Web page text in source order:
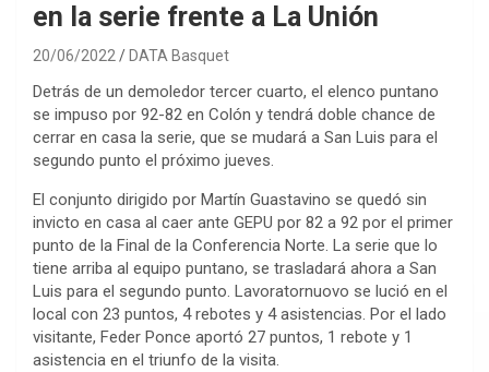
en la serie frente a La Unión
20/06/2022 DATA Basquet
Detrás de un demoledor tercer cuarto, el elenco puntano
se impuso por 92-82 en Colón y tendrá doble chance de
cerrar en casa la serie, que se mudará a San Luis para el
segundo punto el próximo jueves.
El conjunto dirigido por Martín Guastavino se quedó sin
invicto en casa al caer ante GEPU por 82 a 92 por el primer
punto de la Final de la Conferencia Norte. La serie que lo
tiene arriba al equipo puntano, se trasladará ahora a San
Luis para el segundo punto. Lavoratornuovo se lució en el
local con 23 puntos, 4 rebotes y 4 asistencias. Por el lado
visitante, Feder Ponce aportó 27 puntos, 1 rebote y 1
asistencia en el triunfo de la visita.